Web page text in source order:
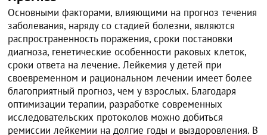
Основными факторами, влияющими на прогноз течения
заболевания, наряду со стадией болезни, являются
распространенность поражения, сроки постановки
диагноза, генетические особенности раковых клеток,
сроки ответа на лечение. Лейкемия у детей при
своевременном и рациональном лечении имеет более
благоприятный прогноз, чем у взрослых. Благодаря
оптимизации терапии, разработке современных
исследовательских протоколов можно добиться
ремиссии лейкемии на долгие годы и выздоровления. В